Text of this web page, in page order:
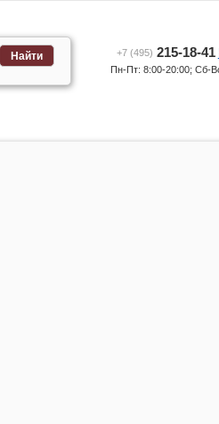
Найти +7 (495) 215-18-41
Пн-Пт: 8:00-20:00; Сб-